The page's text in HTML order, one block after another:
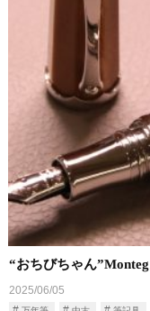
“おちびちゃん”Monteg
2025/06/05